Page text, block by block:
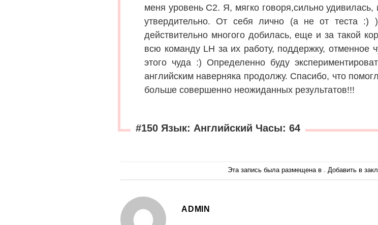
меня уровень С2. Я, мягко говоря,сильно
утвердительно. От себя лично (а не от теста :)
действительно многого добилась, еще и за такой
всю команду LH за их работу, поддержку, отменное
этого чуда :) Определенно буду
английским наверняка продолжу. Спасибо, что
больше совершенно неожиданных результатов!!!
#150 Язык: Английский Часы: 64
Эта запись была размещена в . Добавить в
ADMIN